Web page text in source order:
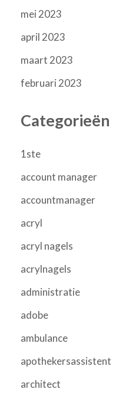
mei 2023
april 2023
maart 2023
februari 2023
Categorieën
1ste
account manager
accountmanager
acryl
acryl nagels
acrylnagels
administratie
adobe
ambulance
apothekersassistent
architect